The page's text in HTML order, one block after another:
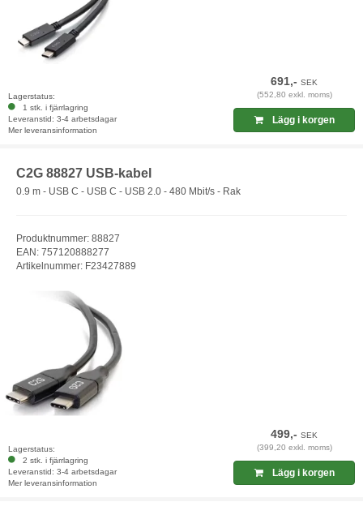
Lagerstatus:
1 stk. i fjärrlagring
Leveranstid: 3-4 arbetsdagar
Mer leveransinformation
691,-SEK
(552,80 exkl. moms)
Lägg i korgen
C2G 88827 USB-kabel
0.9 m - USB C - USB C - USB 2.0 - 480 Mbit/s - Rak
Produktnummer: 88827
EAN: 757120888277
Artikelnummer: F23427889
Lagerstatus:
2 stk. i fjärrlagring
Leveranstid: 3-4 arbetsdagar
Mer leveransinformation
499,-SEK
(399,20 exkl. moms)
Lägg i korgen